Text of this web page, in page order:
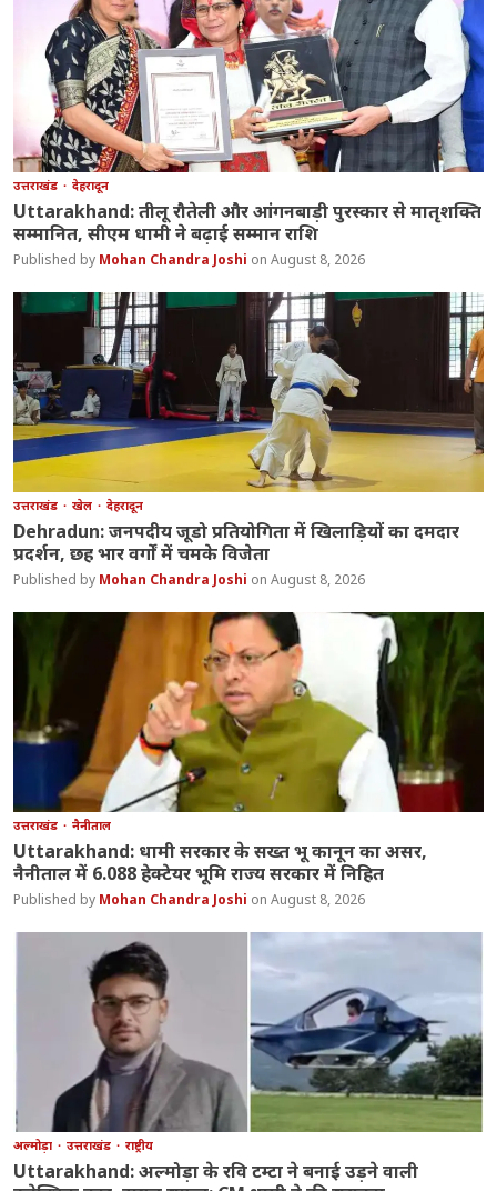
उत्तराखंड देहरादून
Uttarakhand: तीलू रौतेली और आंगनबाड़ी पुरस्कार से मातृशक्ति
सम्मानित, सीएम धामी ने बढ़ाई सम्मान राशि
Mohan Chandra Joshi August 8, 2026
उत्तराखंड खेल देहरादून
Dehradun: जनपदीय जूडो प्रतियोगिता में खिलाड़ियों का दमदार
प्रदर्शन, छह भार वर्गों में चमके विजेता
Mohan Chandra Joshi August 8, 2026
उत्तराखंड नैनीताल
Uttarakhand: धामी सरकार के सख्त भू कानून का असर,
नैनीताल में 6.088 हेक्टेयर भूमि राज्य सरकार में निहित
Mohan Chandra Joshi August 8, 2026
अल्मोड़ा उत्तराखंड राष्ट्रीय
Uttarakhand: अल्मोड़ा के रवि टम्टा ने बनाई उड़ने वाली